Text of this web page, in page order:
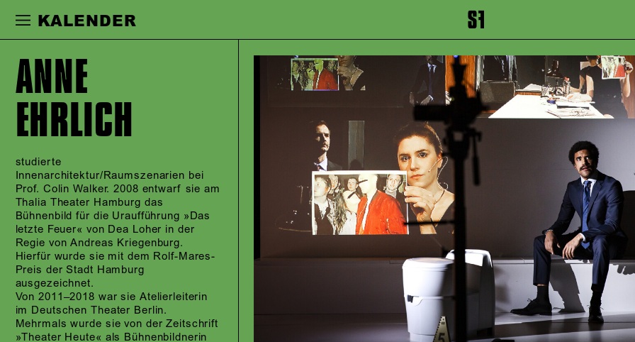
Zur Hauptnavigation springen Zum Footer springen
KALENDER
ANNE
EHRLICH
studierte
Innenarchitektur/Raumszenarien bei
Prof. Colin Walker. 2008 entwarf sie am
Thalia Theater Hamburg das
Bühnenbild für die Uraufführung »Das
letzte Feuer« von Dea Loher in der
Regie von Andreas Kriegenburg.
Hierfür wurde sie mit dem Rolf-Mares-
Preis der Stadt Hamburg
ausgezeichnet.
Von 2011–2018 war sie Atelierleiterin
im Deutschen Theater Berlin.
Mehrmals wurde sie von der Zeitschrift
»Theater Heute« als Bühnenbildnerin